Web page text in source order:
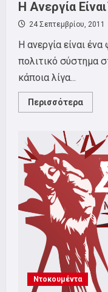
Η Ανεργία
24 Σεπτεμβρίου, 2011
Η ανεργία είναι
πολιτικό σύστημα
κάποια λίγα...
Περισσότερα
more
Είναι
Ένα
Ντοκουμέντα